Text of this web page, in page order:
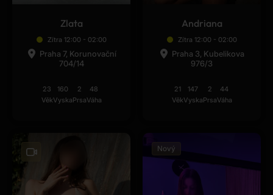
Zlata
Zítra 12:00 - 02:00
Praha 7, Korunovační
704/14
23
Věk
160
Vyska
2
Prsa
48
Váha
Andriana
Zítra 12:00 - 02:00
Praha 3, Kubelikova
976/3
21
Věk
147
Vyska
2
Prsa
44
Váha
Nový